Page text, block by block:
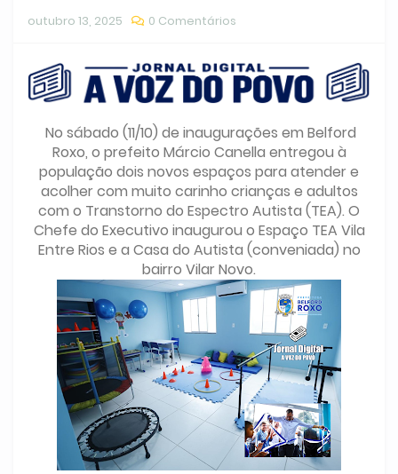
outubro 13, 2025 0 Comentários
No sábado (11/10) de inaugurações em Belford
Roxo, o prefeito Márcio Canella entregou à
população dois novos espaços para atender e
acolher com muito carinho crianças e adultos
com o Transtorno do Espectro Autista (TEA). O
Chefe do Executivo inaugurou o Espaço TEA Vila
Entre Rios e a Casa do Autista (conveniada) no
bairro Vilar Novo.